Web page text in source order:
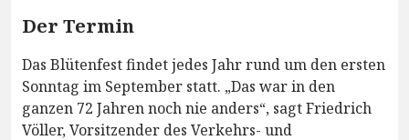
Der Termin
Das Blütenfest findet jedes Jahr rund um den ersten
Sonntag im September statt. „Das war in den
ganzen 72 Jahren noch nie anders“, sagt Friedrich
Völler, Vorsitzender des Verkehrs- und